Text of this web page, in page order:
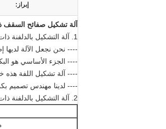
إبراز:
آلة تشكيل صفائح السقف
1. آلة التشكيل بالدلفنة ذات التصميم الشعبي للسقف مصنوعة حسب الطلب
---- نحن نجعل الآلة لديها
---- الجزء الأساسي هو
---- آلة تشكيل اللفة هذه
---- لدينا مهندس تصميم
2. آلة التشكيل بالدلفنة ذات التصميم الشعبي للسقف تحت معايير حسب الطلب